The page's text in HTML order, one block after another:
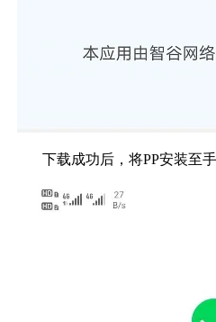
下载成功后，将PP安装至